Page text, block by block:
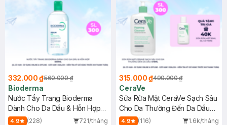
332.000 ₫560.000 ₫
Bioderma
Nước Tẩy Trang Bioderma
Dành Cho Da Dầu & Hỗn Hợp
500ml
4.9 (228)
721/tháng
315.000 ₫490.000 ₫
CeraVe
Sữa Rửa Mặt CeraVe Sạch Sâu
Cho Da Thường Đến Da Dầu
473ml
4.9 (116)
1.6k/tháng